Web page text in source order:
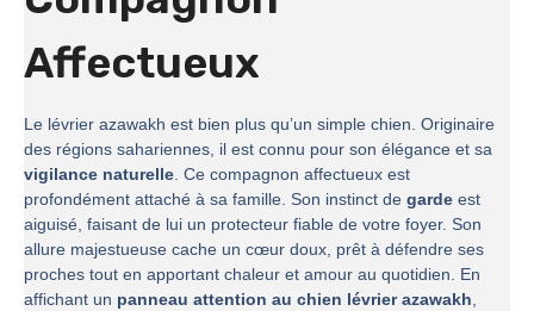
Affectueux
Le lévrier azawakh est bien plus qu’un simple chien. Originaire
des régions sahariennes, il est connu pour son élégance et sa
vigilance naturelle. Ce compagnon affectueux est
profondément attaché à sa famille. Son instinct de garde est
aiguisé, faisant de lui un protecteur fiable de votre foyer. Son
allure majestueuse cache un cœur doux, prêt à défendre ses
proches tout en apportant chaleur et amour au quotidien. En
affichant un panneau attention au chien lévrier azawakh,